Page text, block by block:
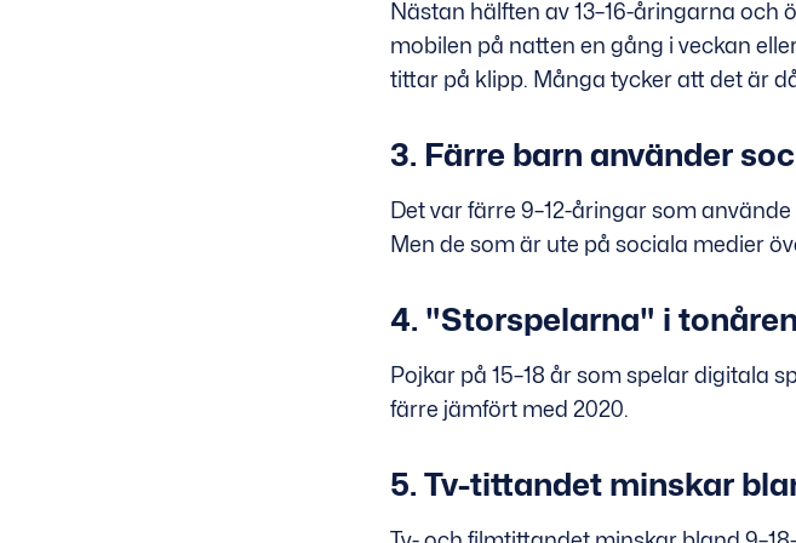
Nästan hälften av 13–16-åringarna och
mobilen på natten en gång i veckan
tittar på klipp. Många tycker att det är
3. Färre barn använder
Det var färre 9–12-åringar som
Men de som är ute på sociala medier
4. "Storspelarna" i
Pojkar på 15–18 år som spelar digitala
färre jämfört med 2020.
5. Tv-tittandet minskar